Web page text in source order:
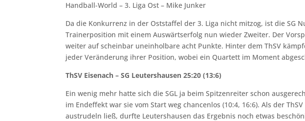
Handball-World – 3. Liga Ost – Mike Junker
Da die Konkurrenz in der Oststaffel der 3. Liga nicht mitzog, ist die SG
Trainerposition mit einem Auswärtserfolg nun wieder Zweiter. Der
weiter auf scheinbar uneinholbare acht Punkte. Hinter dem ThSV
jeder Veränderung ihrer Position, wobei ein Quartett im Moment
ThSV Eisenach – SG Leutershausen 25:20 (13:6)
Ein wenig mehr hatte sich die SGL ja beim Spitzenreiter schon
im Endeffekt war sie vom Start weg chancenlos (10:4, 16:6). Als der
austrudeln ließ, durfte Leutershausen das Ergebnis noch etwas